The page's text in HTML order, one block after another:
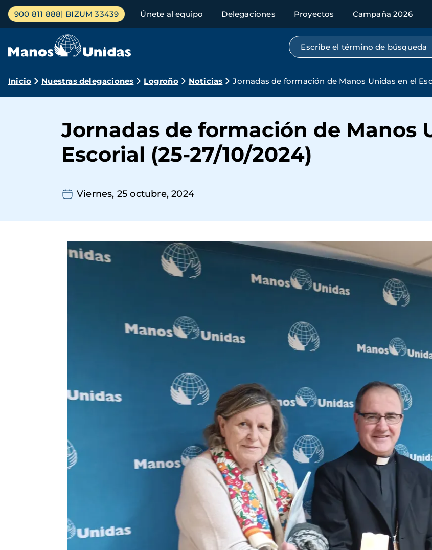
Pasar
contenido
Menú
principal
900 811 888 BIZUM 33439 Únete al equipo Delegaciones Proyectos Campaña 2026
Búsqueda por texto completo
Ruta
navegación
Inicio Nuestras delegaciones Logroño Noticias Jornadas de formación de Manos Unidas en el
Jornadas de formación de Manos
Escorial (25-27/10/2024)
Viernes, 25 octubre, 2024